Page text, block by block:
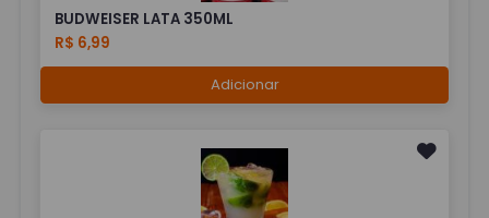
BUDWEISER LATA 350ML
R$ 6,99
Adicionar